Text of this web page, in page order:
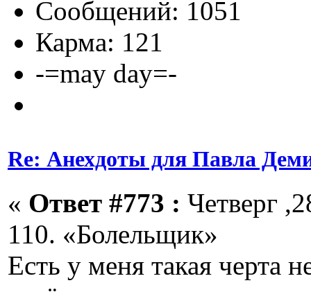
Сообщений: 1051
Карма: 121
-=may day=-
Re: Анехдоты для Павла
« Ответ #773 : Четверг
110. «Болельщик»
Есть у меня такая черта